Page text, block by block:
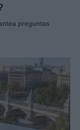
preguntas